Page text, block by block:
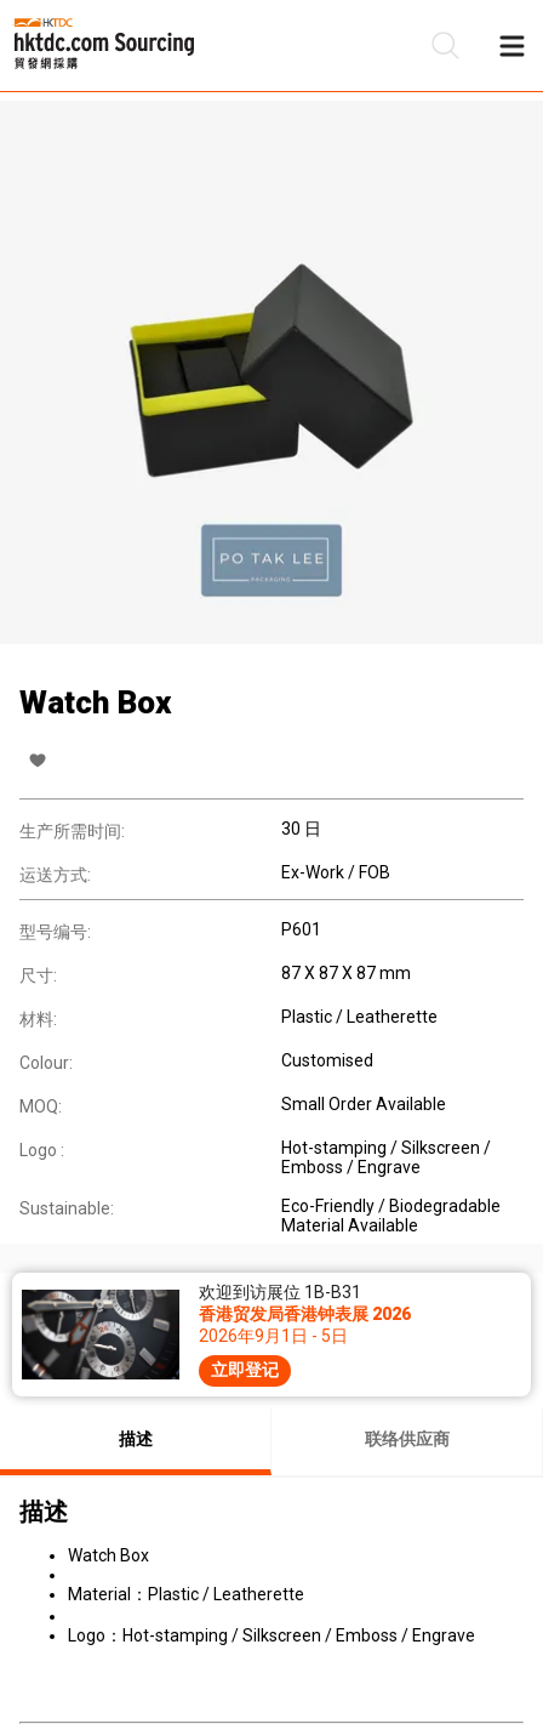
Watch Box
生产所需时间: 30 日
运送方式: Ex-Work / FOB
型号编号: P601
尺寸: 87 X 87 X 87 mm
材料: Plastic / Leatherette
Colour: Customised
MOQ: Small Order Available
Logo :
Hot-stamping / Silkscreen /
Emboss / Engrave
Sustainable:
Eco-Friendly / Biodegradable
Material Available
欢迎到访展位 1B-B31
香港贸发局香港钟表展 2026
2026年9月1日 - 5日
立即登记
描述 联络供应商
描述
Watch Box
Material：Plastic / Leatherette
Logo：Hot-stamping / Silkscreen / Emboss / Engrave